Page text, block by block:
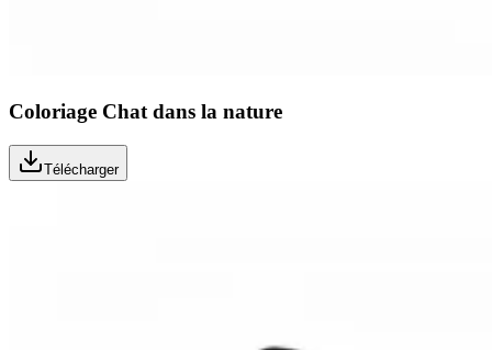
Coloriage Chat dans la nature
Télécharger